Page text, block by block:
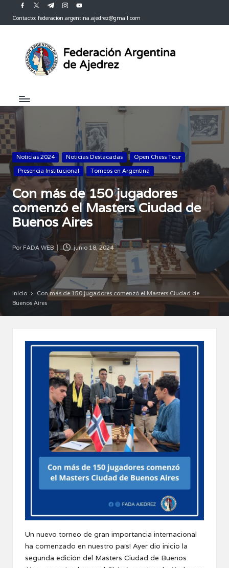
Saltar
contenido
facebook.com
twitter.com
t.me instagram.com
youtube.com
Contacto: federacion.argentina.ajedrez@gmail.com
Publicada
en
Noticias 2024 Noticias Destacadas
Open Chess Tour
Presencia Institucional
Torneos en Argentina
Con más de 150 jugadores
comenzó el Masters Ciudad de
Buenos Aires
Publicado
Por FADA WEB junio 18, 2024
Inicio
Con más de 150 jugadores comenzó el Masters Ciudad de
Buenos Aires
Un nuevo torneo de gran importancia internacional
ha comenzado en nuestro país! Ayer dio inicio la
segunda edición del Masters Ciudad de Buenos